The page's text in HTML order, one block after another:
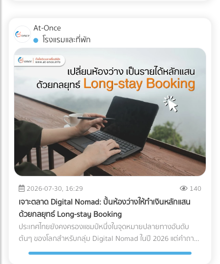
ในช่วงเวลานี้ เพื่อกดกราฟการใช้ไฟ (Peak Demand) ลง ช่วย
ลดค่า Demand Charge ในบิลค่าไฟได้อย่างมหาศาล ปลดล็อก
ข้อจำกัดทางกฎหมายและภาษี: ภาครัฐและ BOI มีการสนับสนุน
สิทธิประโยชน์ทางภาษีที่ชัดเจนขึ้น สำหรับการลงทุนด้านพลังงาน
สะอาดและการจัดการพลังงาน ทำให้ระยะเวลาคืนทุนสั้นลง
ประเมินความคุ้มค่า: สรุปแล้วคุ้มทุนหรือไม่? เพื่อความเข้าใจที่
ชัดเจน ลองดูตารางเปรียบเทียบระหว่างระบบเดิมกับระบบใหม่
ครับ คำตอบคือ: "คุ้มค่าอย่างแน่นอน" หากโรงงานของคุณจัด
อยู่ในกลุ่มที่มูลค่าความเสียหายจากไฟดับ 1 ครั้ง มีมูลค่าสูง (เช่น
โรงงานพลาสติก, เซมิคอนดักเตอร์, อาหารแช่แข็ง, ยาและ
เวชภัณฑ์) การมีระบบ Industrial ESS จะเปรียบเสมือนการซื้อ
"ประกันภัยความเสี่ยงทางธุรกิจ" ที่แถมโบนัสเป็นการช่วยหั่นค่าไฟ
ในทุกๆ เดือน ยกระดับโรงงานสู่ความยั่งยืนแบบไม่มีสะดุด ในปี
2026 การติดตั้ง Solar Cell สำหรับธุรกิจ B2B ไม่ได้จบแค่เรื่อง
การลดค่าไฟ แต่คือการบริหารความเสี่ยง (Risk Management)
และตอบรับกระแสลดคาร์บอน (ESG/Carbon Footprint) เพื่อ
รักษาความสามารถในการแข่งขันบนเวทีโลก การออกแบบระบบ
Solar Hybrid และ Industrial ESS ต้องอาศัยความเชี่ยวชาญ
ทางวิศวกรรมขั้นสูง ทั้งการคำนวณโหลดไฟฟ้า การเลือกขนาด
แบตเตอรี่ และการขออนุญาตขนานไฟอย่างถูกต้อง หากคุณเป็น
Marketing Agency และผู้เชี่ยวชาญด้านการพัฒนา Web-AR
และ 3D Model ที่พร้อมเปลี่ยนโบรชัวร์ของคุณให้กลายเป็น
พนักงานขายมือทอง ค้นหาพาร์ทเนอร์ที่ใช่ได้เลยวันนี้! ที่นี่!
มิลลิเมตรเดียวส่งผลโดยตรงต่อการวินิจฉัยโรคและชีวิตของผู้
ป่วย หากเกิดความเสียหายระหว่างขนส่ง นอกจากประกันสินค้า
อาจขาดแล้ว ความน่าเชื่อถือขององค์กรก็จะลดลงทันที บทความ
นี้จะพาคุณไปเจาะลึกความเสี่ยง และมาตรฐาน Logistics ที่ธุรกิจ
เครื่องมือแพทย์ต้องรู้ในปี 2026 ครับ 3 ความเสี่ยงแฝงที่เครื่อง
มือแพทย์ต้องเผชิญระหว่างขนส่ง การใช้รถบรรทุกธรรมดาเพื่อ
ขนส่งอุปกรณ์ที่เปราะบาง ถือเป็นการรับความเสี่ยงที่ได้ไม่คุ้มเสีย
นี่คือ 3 ปัญหาหลักที่มักทำให้อุปกรณ์พังจากภายใน: แรงสั่น
สะเทือน (Vibration & Micro-shocks): เลนส์ เลเซอร์ และ
เซนเซอร์ภายในอุปกรณ์มีความเปราะบางสูงมาก แรงสั่นสะเทือน
จากพื้นถนนที่ไม่ราบเรียบสม่ำเสมอ สามารถทำให้แผงวงจรหลวม
หรือระบบเซนเซอร์รวนได้โดยที่ภายนอกยังดูปกติสมบูรณ์ การ
เปลี่ยนแปลงอุณหภูมิและความชื้น (Temperature & Humidity
Excursions): อุปกรณ์อิเล็กทรอนิกส์ทางการแพทย์หลายชนิดมี
ข้อกำหนดเรื่องอุณหภูมิที่ชัดเจน การอยู่ในตู้ขนส่งที่ร้อนอบอ้า
วนานๆ หรือเจอความชื้นสูง อาจทำให้เกิดสนิม คราบตะกรัน หรือ
ไฟฟ้าลัดวงจรเมื่อเปิดใช้งาน การเอียงและการกระแทก (Tilt &
Drop): เครื่องมือขนาดใหญ่บางชนิดถูกระบุไว้ในคู่มือวิศวกรรม
เลยว่า "ห้ามเอียงเกินกี่องศา" การใช้พนักงานยกของ (Porter)
ทั่วไปที่ไม่มีความเชี่ยวชาญ อาจทำให้สารทำความเย็นรั่วไหล หรือ
At-Once
โรงแรมและที่พัก
2026-07-30, 16:29 140
เจาะตลาด Digital Nomad: ปั้นห้องว่างให้ทำเงินหลักแสน
ด้วยกลยุทธ์ Long-stay Booking
ประเทศไทยยังคงครองแชมป์หนึ่งในจุดหมายปลายทางอันดับ
ต้นๆ ของโลกสำหรับกลุ่ม Digital Nomad ในปี 2026 แต่คำถาม
ที่น่าสนใจคือ... ทำไมรายได้มหาศาลจากคนกลุ่มนี้ ถึงไปตกอยู่กับ